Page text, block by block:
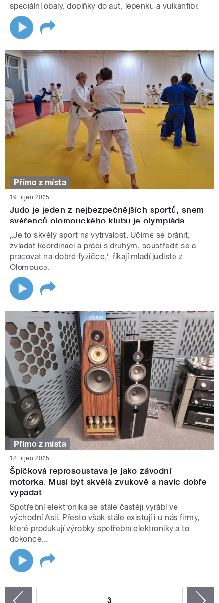
speciální obaly, doplňky do aut, lepenku a vulkanfibr.
Přímo z místa
19. říjen 2025
Judo je jeden z nejbezpečnějších sportů, snem
svěřenců olomouckého klubu je olympiáda
„Je to skvělý sport na vytrvalost. Učíme se bránit,
zvládat koordinaci a práci s druhým, soustředit se a
pracovat na dobré fyzičce,“ říkají mladí judisté z
Olomouce.
Přímo z místa
12. říjen 2025
Špičková reprosoustava je jako závodní
motorka. Musí být skvělá zvukově a navíc dobře
vypadat
Spotřební elektronika se stále častěji vyrábí ve
východní Asii. Přesto však stále existují i u nás firmy,
které produkují výrobky spotřební elektroniky a to
dokonce...
3